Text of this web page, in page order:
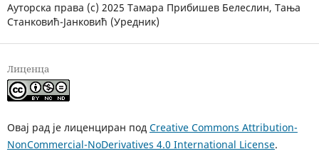
Ауторска права (c) 2025 Тамара Прибишев Белеслин, Тања
Станковић-Јанковић (Уредник)
Лиценца
Овај рад је лиценциран под Creative Commons Attribution-
NonCommercial-NoDerivatives 4.0 International License.